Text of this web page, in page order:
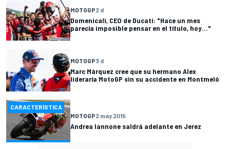
MOTOGP2 d
Domenicali, CEO de Ducati: "Hace un mes
parecía imposible pensar en el título, hoy..."
MOTOGP3 d
Marc Márquez cree que su hermano Alex
lideraría MotoGP sin su accidente en Montmeló
CARACTERÍSTICA
MOTOGP2 may 2015
Andrea Iannone saldrá adelante en Jerez